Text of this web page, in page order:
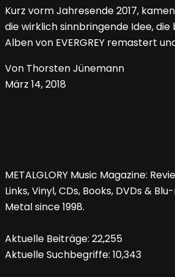
Kurz vorm Jahresende 2017,
die wirklich sinnbringende Idee,
Alben von EVERGREY remastert
Von Thorsten Jünemann
März 14, 2018
METALGLORY Music Magazine:
Links, Vinyl, CDs, Books, DVDs &
Metal since 1998.
Aktuelle Beiträge: 22,255
Aktuelle Suchbegriffe: 10,343